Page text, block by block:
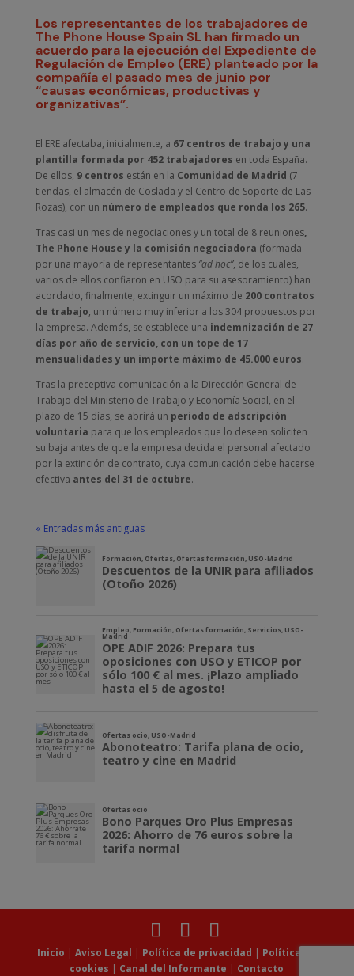
Los representantes de los trabajadores de
The Phone House Spain SL han firmado un
acuerdo para la ejecución del Expediente de
Regulación de Empleo (ERE) planteado por la
compañía el pasado mes de junio por
“causas económicas, productivas y
organizativas”.
El ERE afectaba, inicialmente, a 67 centros de trabajo y una
plantilla formada por 452 trabajadores en toda España.
De ellos, 9 centros están en la Comunidad de Madrid (7
tiendas, el almacén de Coslada y el Centro de Soporte de Las
Rozas), con un número de empleados que ronda los 265.
Tras casi un mes de negociaciones y un total de 8 reuniones,
The Phone House y la comisión negociadora (formada
por una mayoría de representantes “ad hoc”, de los cuales,
varios de ellos confiaron en USO para su asesoramiento) han
acordado, finalmente, extinguir un máximo de 200 contratos
de trabajo, un número muy inferior a los 304 propuestos por
la empresa. Además, se establece una indemnización de 27
días por año de servicio, con un tope de 17
mensualidades y un importe máximo de 45.000 euros.
Tras la preceptiva comunicación a la Dirección General de
Trabajo del Ministerio de Trabajo y Economía Social, en el
plazo de 15 días, se abrirá un periodo de adscripción
voluntaria para que los empleados que lo deseen soliciten
su baja antes de que la empresa decida el personal afectado
por la extinción de contrato, cuya comunicación debe hacerse
efectiva antes del 31 de octubre.
« Entradas más antiguas
Inicio |Aviso Legal Política de privacidad
Política de
cookies
Canal del Informante Contacto